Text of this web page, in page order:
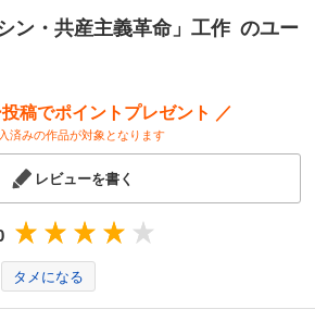
ン・共産主義革命」工作 のユー
稿でポイントプレゼント ／
済みの作品が対象となります
レビューを書く
タメになる